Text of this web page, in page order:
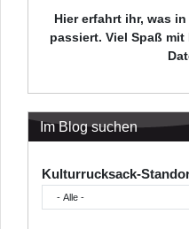
Hier erfahrt ihr, was
passiert. Viel Spaß
Im Blog suchen
Kulturrucksack-